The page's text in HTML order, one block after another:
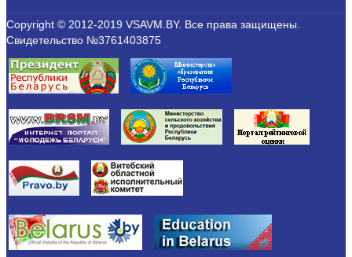
Copyright © 2012-2019 VSAVM.BY. Все права защищены.
Свидетельство №3761403875